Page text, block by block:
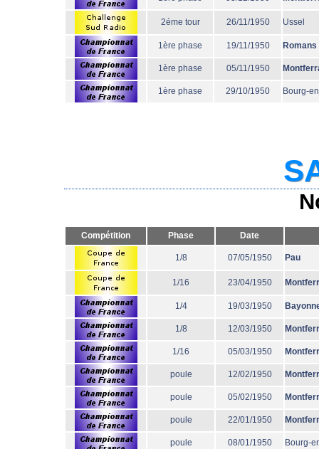
2éme tour 26/11/1950 Ussel
1ère phase 19/11/1950 Romans
1ère phase 05/11/1950
1ère phase 29/10/1950 Bourg-
Compétition Phase Date
1/8 07/05/1950 Pau
1/16 23/04/1950
1/4 19/03/1950
1/8 12/03/1950
1/16 05/03/1950
poule 12/02/1950
poule 05/02/1950
poule 22/01/1950
poule 08/01/1950 Bourg-